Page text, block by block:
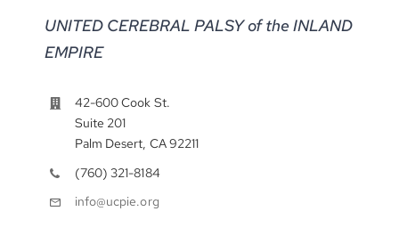
UNITED CEREBRAL PALSY of the INLAND
EMPIRE
42-600 Cook St.
Suite 201
Palm Desert, CA 92211
(760) 321-8184
info@ucpie.org